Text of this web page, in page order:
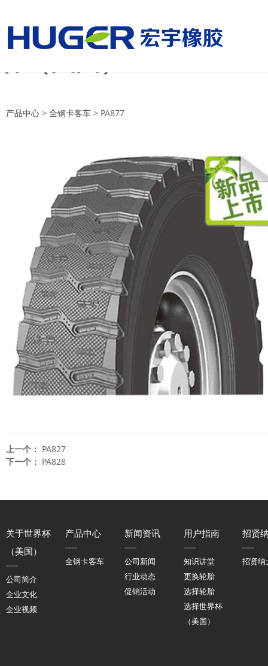
美国国家男子足球队
杯（美国）
美国国家男子足球队vs巴拉圭
产品中心 > 全钢卡客车 > PA877
上一个： PA827
下一个： PA828
关于世界杯
（美国）
公司简介
企业文化
企业视频
产品中心
全钢卡客车
新闻资讯
公司新闻
行业动态
促销活动
用户指南
知识讲堂
更换轮胎
选择轮胎
选择世界杯
（美国）
招贤
招贤纳